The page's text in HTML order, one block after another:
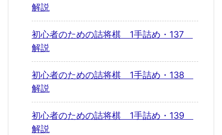
解説
初心者のための詰将棋 1手詰め・137
解説
初心者のための詰将棋 1手詰め・138
解説
初心者のための詰将棋 1手詰め・139
解説